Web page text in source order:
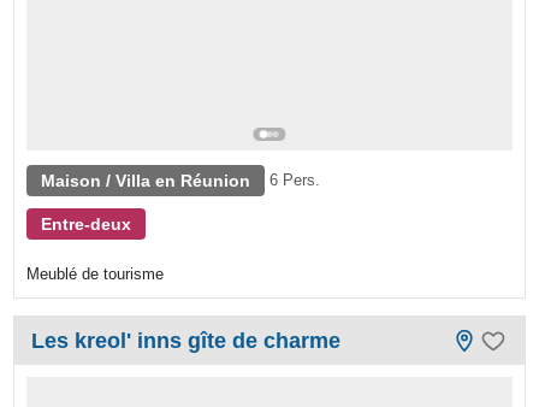
Maison / Villa en Réunion 6 Pers.
Entre-deux
Meublé de tourisme
Les kreol' inns gîte de charme